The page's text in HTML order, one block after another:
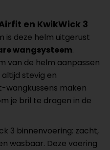
en KwikWick 3
is deze helm uitgerust
wangsysteem.
van de helm aanpassen
stevig en
wangkussens maken
je bril te dragen in de
3 binnenvoering: zacht,
wasbaar. Deze voering